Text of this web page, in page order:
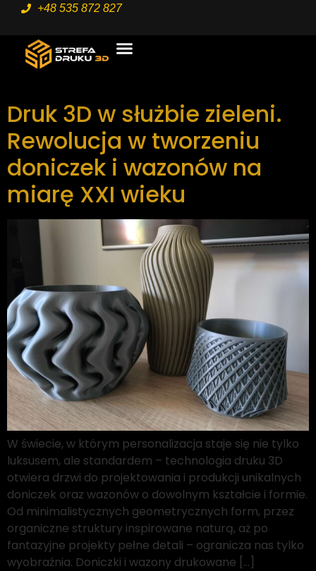
+48 535 872 827
Druk 3D w służbie zieleni.
Rewolucja w tworzeniu
doniczek i wazonów na
miarę XXI wieku
W świecie, w którym personalizacja staje się nie tylko
luksusem, ale standardem – technologia druku 3D
otwiera drzwi do projektowania i produkcji unikalnych
doniczek oraz wazonów o dowolnym kształcie i formie.
Od minimalistycznych geometrycznych form, przez
organiczne struktury inspirowane naturą, aż po
fantazyjne projekty pełne detali – ogranicza nas tylko
wyobraźnia. Doniczki i wazony drukowane […]